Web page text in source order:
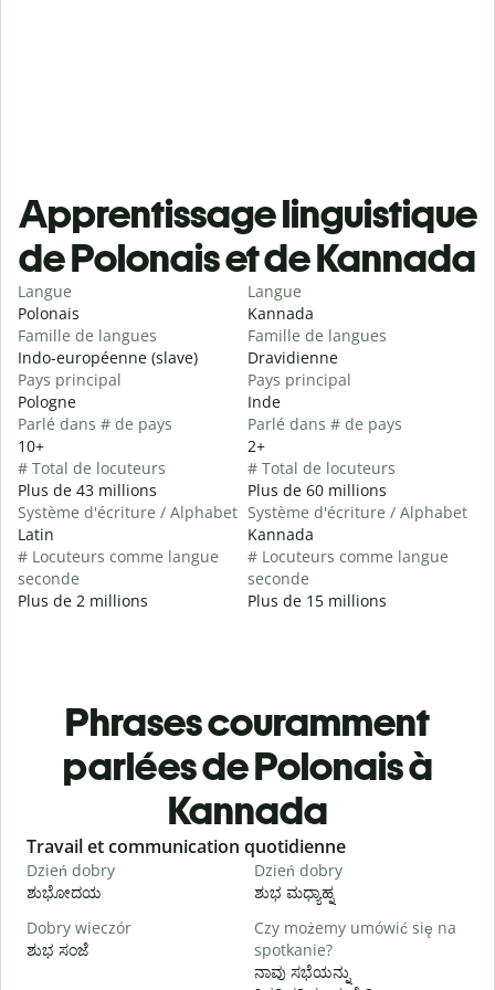
Apprentissage linguistique
de Polonais et de Kannada
Langue
Polonais
Famille de langues
Indo-européenne (slave)
Pays principal
Pologne
Parlé dans # de pays
10+
# Total de locuteurs
Plus de 43 millions
Système d'écriture / Alphabet
Latin
# Locuteurs comme langue
seconde
Plus de 2 millions
Langue
Kannada
Famille de langues
Dravidienne
Pays principal
Inde
Parlé dans # de pays
2+
# Total de locuteurs
Plus de 60 millions
Système d'écriture / Alphabet
Kannada
# Locuteurs comme langue
seconde
Plus de 15 millions
Phrases couramment
parlées de Polonais à
Kannada
Slide 1 of 6
Travail et communication quotidienne
Dzień dobry
ಶುಭೋದಯ
Dzień dobry
ಶುಭ ಮಧ್ಯಾಹ್ನ
Dobry wieczór
ಶುಭ ಸಂಜೆ
Czy możemy umówić się na
spotkanie?
ನಾವು ಸಭೆಯನ್ನು